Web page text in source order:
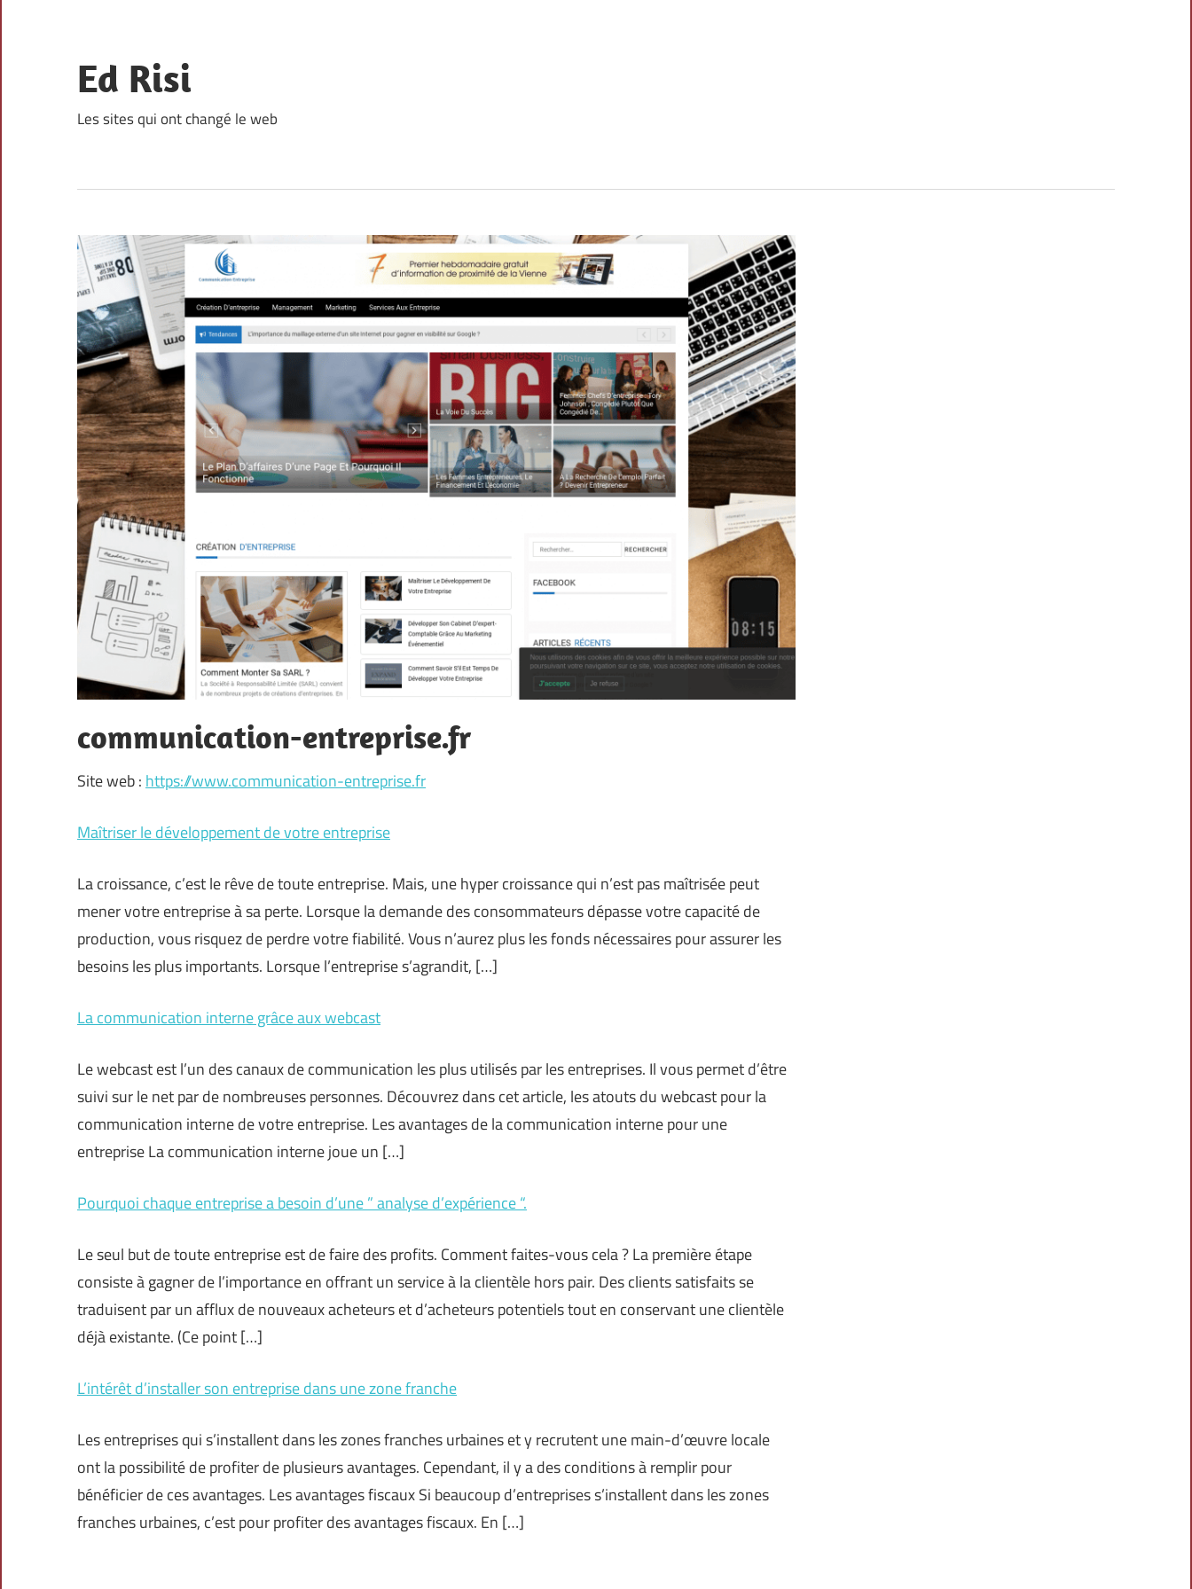
content
Ed Risi
Les sites qui ont changé le web
communication-entreprise.fr
Site web : https://www.communication-entreprise.fr
Maîtriser le développement de votre entreprise
La croissance, c’est le rêve de toute entreprise. Mais, une hyper croissance qui n’est pas maîtrisée peut
mener votre entreprise à sa perte. Lorsque la demande des consommateurs dépasse votre capacité de
production, vous risquez de perdre votre fiabilité. Vous n’aurez plus les fonds nécessaires pour assurer les
besoins les plus importants. Lorsque l’entreprise s’agrandit, […]
La communication interne grâce aux webcast
Le webcast est l’un des canaux de communication les plus utilisés par les entreprises. Il vous permet d’être
suivi sur le net par de nombreuses personnes. Découvrez dans cet article, les atouts du webcast pour la
communication interne de votre entreprise. Les avantages de la communication interne pour une
entreprise La communication interne joue un […]
Pourquoi chaque entreprise a besoin d’une ” analyse d’expérience “.
Le seul but de toute entreprise est de faire des profits. Comment faites-vous cela ? La première étape
consiste à gagner de l’importance en offrant un service à la clientèle hors pair. Des clients satisfaits se
traduisent par un afflux de nouveaux acheteurs et d’acheteurs potentiels tout en conservant une clientèle
déjà existante. (Ce point […]
L’intérêt d’installer son entreprise dans une zone franche
Les entreprises qui s’installent dans les zones franches urbaines et y recrutent une main-d’œuvre locale
ont la possibilité de profiter de plusieurs avantages. Cependant, il y a des conditions à remplir pour
bénéficier de ces avantages. Les avantages fiscaux Si beaucoup d’entreprises s’installent dans les zones
franches urbaines, c’est pour profiter des avantages fiscaux. En […]